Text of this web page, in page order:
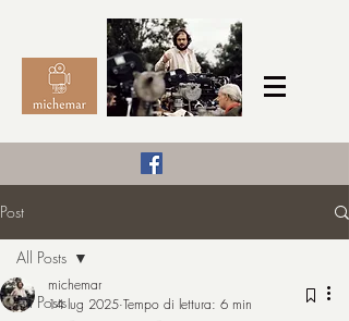
michemar
Post
All Posts
All Posts
michemar
14 lug 2025 Tempo di lettura: 6 min